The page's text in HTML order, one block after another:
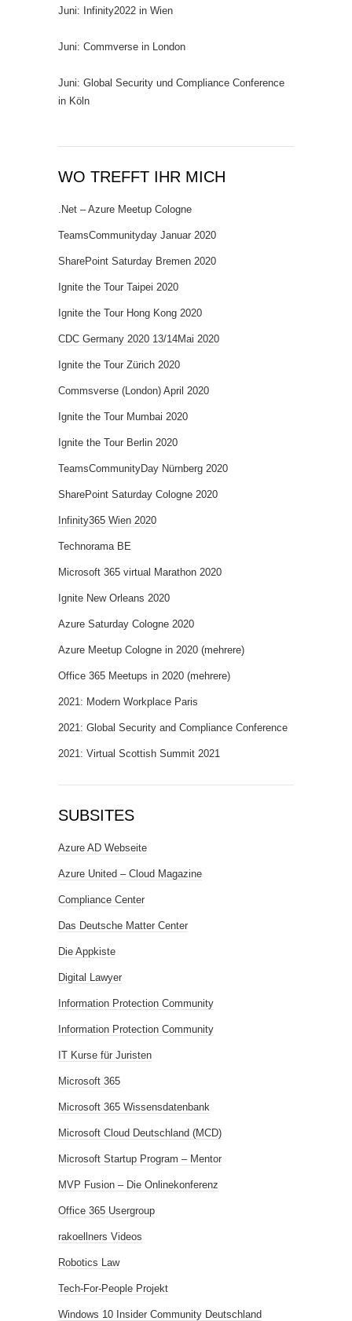
Juni: Infinity2022 in Wien
Juni: Commverse in London
Juni: Global Security und Compliance Conference
in Köln
WO TREFFT IHR MICH
.Net – Azure Meetup Cologne
TeamsCommunityday Januar 2020
SharePoint Saturday Bremen 2020
Ignite the Tour Taipei 2020
Ignite the Tour Hong Kong 2020
CDC Germany 2020 13/14Mai 2020
Ignite the Tour Zürich 2020
Commsverse (London) April 2020
Ignite the Tour Mumbai 2020
Ignite the Tour Berlin 2020
TeamsCommunityDay Nürnberg 2020
SharePoint Saturday Cologne 2020
Infinity365 Wien 2020
Technorama BE
Microsoft 365 virtual Marathon 2020
Ignite New Orleans 2020
Azure Saturday Cologne 2020
Azure Meetup Cologne in 2020 (mehrere)
Office 365 Meetups in 2020 (mehrere)
2021: Modern Workplace Paris
2021: Global Security and Compliance Conference
2021: Virtual Scottish Summit 2021
SUBSITES
Azure AD Webseite
Azure United – Cloud Magazine
Compliance Center
Das Deutsche Matter Center
Die Appkiste
Digital Lawyer
Information Protection Community
Information Protection Community
IT Kurse für Juristen
Microsoft 365
Microsoft 365 Wissensdatenbank
Microsoft Cloud Deutschland (MCD)
Microsoft Startup Program – Mentor
MVP Fusion – Die Onlinekonferenz
Office 365 Usergroup
rakoellners Videos
Robotics Law
Tech-For-People Projekt
Windows 10 Insider Community Deutschland